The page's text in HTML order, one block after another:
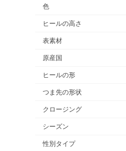
色
ヒールの高さ
表素材
原産国
ヒールの形
つま先の形状
クロージング
シーズン
性別タイプ